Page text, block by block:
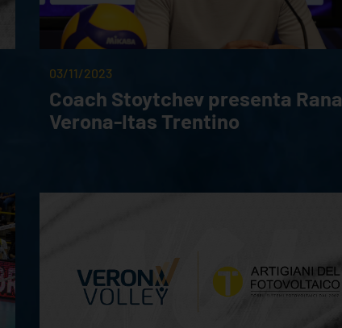
03/11/2023
Coach Stoytchev presenta Rana
Verona-Itas Trentino